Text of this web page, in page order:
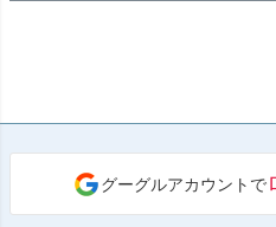
グーグルアカウントで